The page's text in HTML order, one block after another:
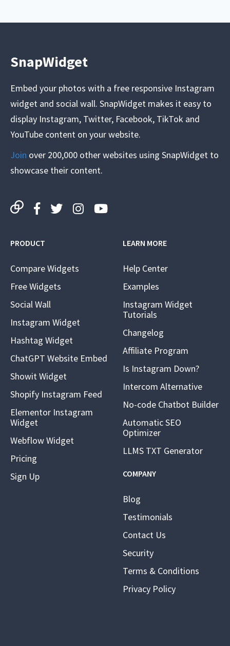
SnapWidget
Embed your photos with a free responsive Instagram
widget and social wall. SnapWidget makes it easy to
display Instagram, Twitter, Facebook, TikTok and
YouTube content on your website.
Join over 200,000 other websites using SnapWidget to
showcase their content.
PRODUCT
Compare Widgets
Free Widgets
Social Wall
Instagram Widget
Hashtag Widget
ChatGPT Website Embed
Showit Widget
Shopify Instagram Feed
Elementor Instagram
Widget
Webflow Widget
Pricing
Sign Up
LEARN MORE
Help Center
Examples
Instagram Widget
Tutorials
Changelog
Affiliate Program
Is Instagram Down?
Intercom Alternative
No-code Chatbot Builder
Automatic SEO
Optimizer
LLMS TXT Generator
COMPANY
Blog
Testimonials
Contact Us
Security
Terms & Conditions
Privacy Policy